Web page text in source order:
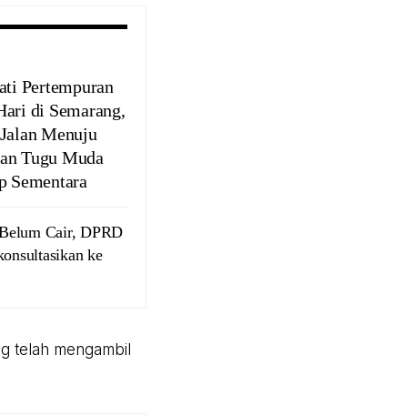
Pertempuran
di Semarang,
Menuju
Tugu Muda
Sementara
Cair, DPRD
ke
telah mengambil